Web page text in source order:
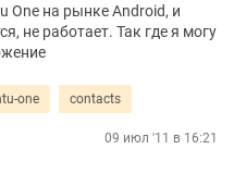
One на рынке Android, и
не работает. Так где я могу
one contacts
09 июл '11 в 16:21